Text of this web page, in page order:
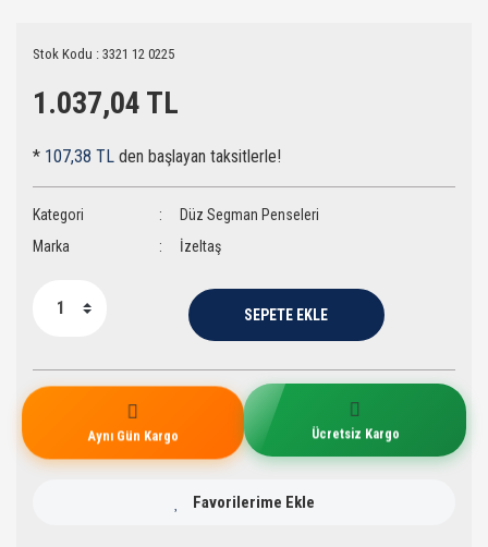
Stok Kodu : 3321 12 0225
1.037,04 TL
* 107,38 TL den başlayan taksitlerle!
Kategori
Düz Segman Penseleri
Marka
İzeltaş
SEPETE EKLE
Aynı Gün Kargo Ücretsiz Kargo